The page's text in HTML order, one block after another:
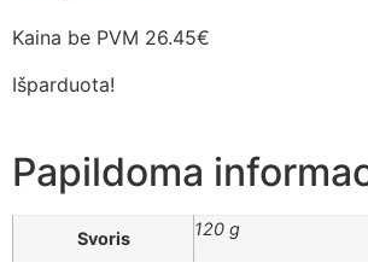
Kaina be PVM 26.45€
Išparduota!
Papildoma
Svoris 120 g